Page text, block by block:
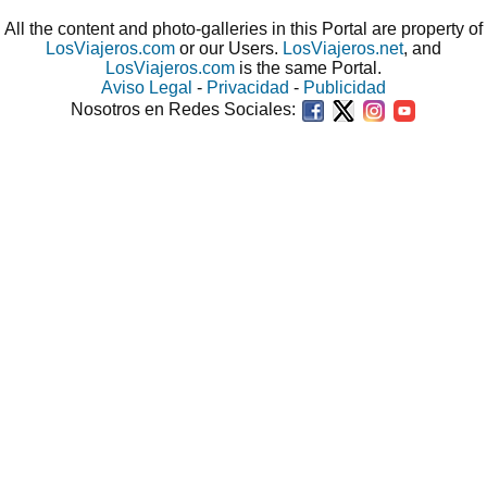
All the content and photo-galleries in this Portal are property of
LosViajeros.com or our Users. LosViajeros.net, and
LosViajeros.com is the same Portal.
Aviso Legal - Privacidad - Publicidad
Nosotros en Redes Sociales: